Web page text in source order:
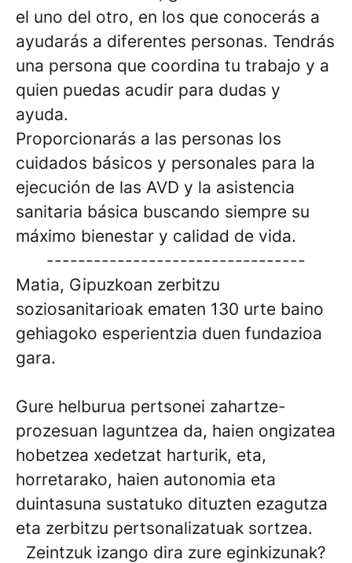
el uno del otro, en los que conocerás a
ayudarás a diferentes personas. Tendrás
una persona que coordina tu trabajo y a
quien puedas acudir para dudas y
ayuda.
Proporcionarás a las personas los
cuidados básicos y personales para la
ejecución de las AVD y la asistencia
sanitaria básica buscando siempre su
máximo bienestar y calidad de vida.
---------------------------------
Matia, Gipuzkoan zerbitzu
soziosanitarioak ematen 130 urte baino
gehiagoko esperientzia duen fundazioa
gara.
Gure helburua pertsonei zahartze-
prozesuan laguntzea da, haien ongizatea
hobetzea xedetzat harturik, eta,
horretarako, haien autonomia eta
duintasuna sustatuko dituzten ezagutza
eta zerbitzu pertsonalizatuak sortzea.
Zeintzuk izango dira zure eginkizunak?